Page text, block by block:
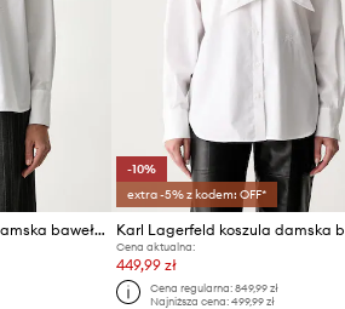
Karl Lagerfeld koszula damska bawełniana
-10%
extra -5% z kodem: OFF*
Cena aktualna:
449,99 zł
Cena regularna: 849,99 zł
Najniższa cena: 499,99 zł